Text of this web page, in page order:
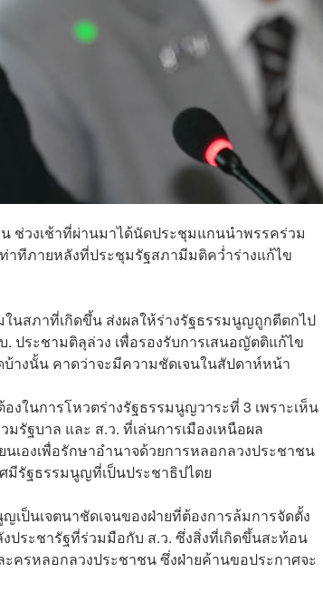
ช่วงเช้าที่ผ่านมาได้นัดประชุมแกนนำพรรคร่วม
ทีภายหลังที่ประชุมรัฐสภามีมติคว่ำร่างแก้ไข
นสภาที่เกิดขึ้น ส่งผลให้ร่างรัฐธรรมนูญถูกตีตกไป
ประชามติลุล่วง เพื่อรองรับการเสนอญัตติแก้ไข
างนั้น คาดว่าจะมีความชัดเจนในสัปดาห์หน้า
งในการโหวตร่างรัฐธรรมนูญวาระที่ 3 เพราะเห็น
รัฐบาล และ ส.ว. ที่เล่นการเมืองเหนือผล
เองเพื่อรักษาอำนาจด้วยการหลอกลวงประชาชน
มีรัฐธรรมนูญที่เป็นประชาธิปไตย
เป็นเจตนาชัดเจนของฝ่ายที่ต้องการล้มการจัดตั้ง
ประชารัฐที่ร่วมมือกับ ส.ว. ซึ่งสิ่งที่เกิดขึ้นสะท้อน
ะครหลอกลวงประชาชน ซึ่งฝ่ายค้านขอประกาศจะ